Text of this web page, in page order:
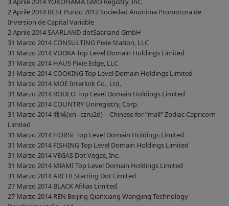
2 Aprile 2014 REST Punto 2012 Sociedad Anonima Promotora de
Inversion de Capital Variable
2 Aprile 2014 SAARLAND dotSaarland GmbH
31 Marzo 2014 CONSULTING Pixie Station, LLC
31 Marzo 2014 VODKA Top Level Domain Holdings Limited
31 Marzo 2014 HAUS Pixie Edge, LLC
31 Marzo 2014 COOKING Top Level Domain Holdings Limited
31 Marzo 2014 MOE Interlink Co., Ltd.
31 Marzo 2014 RODEO Top Level Domain Holdings Limited
31 Marzo 2014 COUNTRY Uniregistry, Corp.
31 Marzo 2014 商城(xn--czru2d) – Chinese for “mall” Zodiac Capricorn
Limited
31 Marzo 2014 HORSE Top Level Domain Holdings Limited
31 Marzo 2014 FISHING Top Level Domain Holdings Limited
31 Marzo 2014 VEGAS Dot Vegas, Inc.
31 Marzo 2014 MIAMI Top Level Domain Holdings Limited
31 Marzo 2014 ARCHI Starting Dot Limited
27 Marzo 2014 BLACK Afilias Limited
27 Marzo 2014 REN Beijing Qianxiang Wangjing Technology